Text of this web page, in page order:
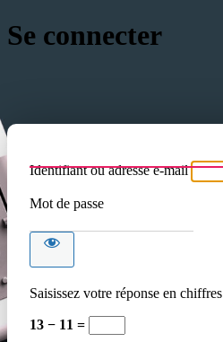
Se connecter
Identifiant ou adresse e-mail
Mot de passe
Saisissez votre réponse en chiffres
13 − 11 =